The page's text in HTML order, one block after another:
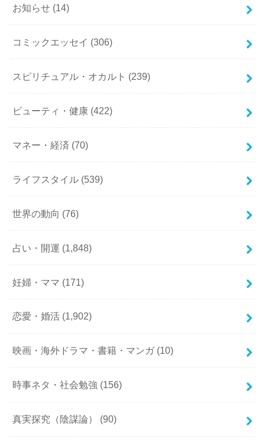
お知らせ (14)
コミックエッセイ (306)
スピリチュアル・オカルト (239)
ビューティ・健康 (422)
マネー・経済 (70)
ライフスタイル (539)
世界の動向 (76)
占い・開運 (1,848)
妊婦・ママ (171)
恋愛・婚活 (1,902)
映画・海外ドラマ・書籍・マンガ (10)
時事ネタ・社会勉強 (156)
真実探究（陰謀論） (90)